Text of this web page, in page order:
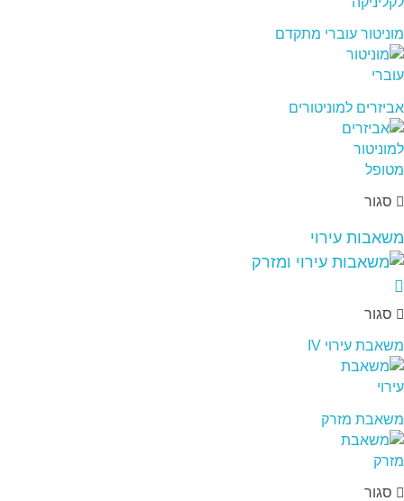
מוניטור עוברי מתקדם
אביזרים למוניטורים
סגור
משאבות עירוי
סגור
משאבת עירוי IV
משאבת מזרק
סגור